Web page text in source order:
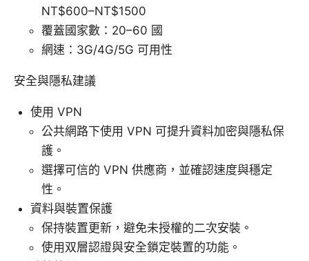
NT$600–NT$1500
覆蓋國家數：20–60 國
網速：3G/4G/5G 可用性
安全與隱私建議
使用 VPN
公共網路下使用 VPN 可提升資料加密與隱私保
護。
選擇可信的 VPN 供應商，並確認速度與穩定
性。
資料與裝置保護
保持裝置更新，避免未授權的二次安裝。
使用双層認證與安全鎖定裝置的功能。